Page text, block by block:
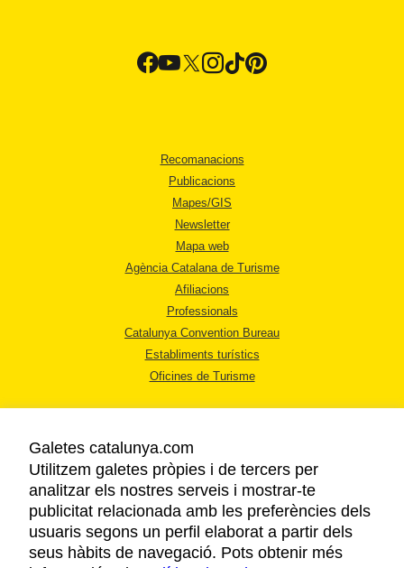
Recomanacions
Publicacions
Mapes/GIS
Newsletter
Mapa web
Agència Catalana de Turisme
Afiliacions
Professionals
Catalunya Convention Bureau
Establiments turístics
Oficines de Turisme
AVÍS LEGAL
POLÍTICA DE PRIVACITAT
COOKIES
Galetes catalunya.com
Utilitzem galetes pròpies i de tercers per
analitzar els nostres serveis i mostrar-te
publicitat relacionada amb les preferències dels
usuaris segons un perfil elaborat a partir dels
seus hàbits de navegació. Pots obtenir més